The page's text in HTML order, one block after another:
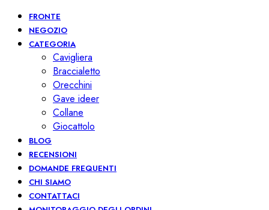
FRONTE
NEGOZIO
CATEGORIA
Cavigliera
Braccialetto
Orecchini
Gave ideer
Collane
Giocattolo
BLOG
RECENSIONI
DOMANDE FREQUENTI
CHI SIAMO
CONTATTACI